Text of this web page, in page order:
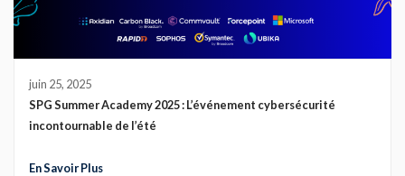
juin 25, 2025
SPG Summer Academy 2025 : L’événement cybersécurité
incontournable de l’été
En Savoir Plus